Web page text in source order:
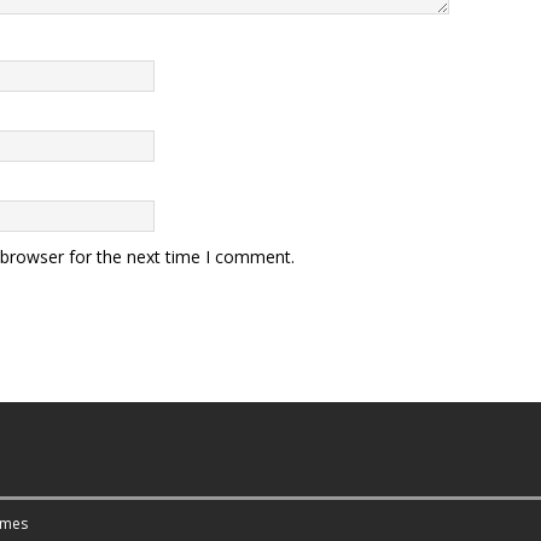
for the next time I comment.